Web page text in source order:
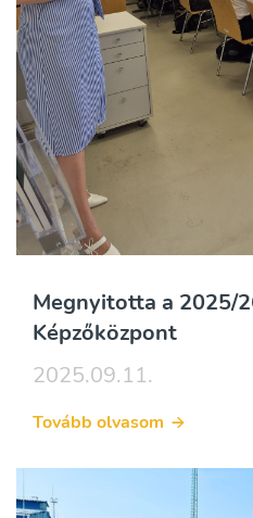
Megnyitotta a 2025/
Képzőközpont
2025.09.11.
Tovább olvasom